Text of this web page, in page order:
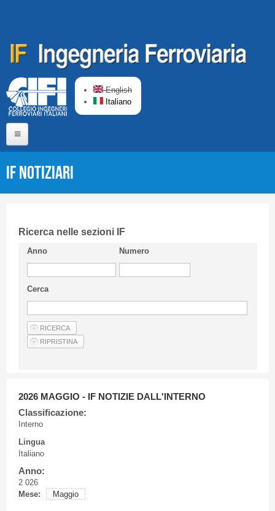
English
Italiano
CIFI in breve
Linee Guida
Privacy Policy
Articoli
IF Notiziari
Ricerca nelle sezioni IF
Anno Numero
Cerca
2026 MAGGIO - IF NOTIZIE DALL'INTERNO
Classificazione:
Interno
Lingua
Italiano
Anno:
2 026
Mese:
Maggio